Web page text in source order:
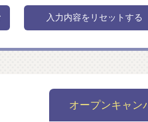
オープンキャン